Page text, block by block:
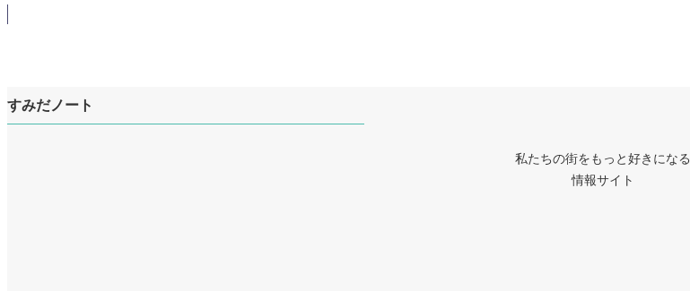
すみだノート
私たちの街をもっと好きになる
情報サイト